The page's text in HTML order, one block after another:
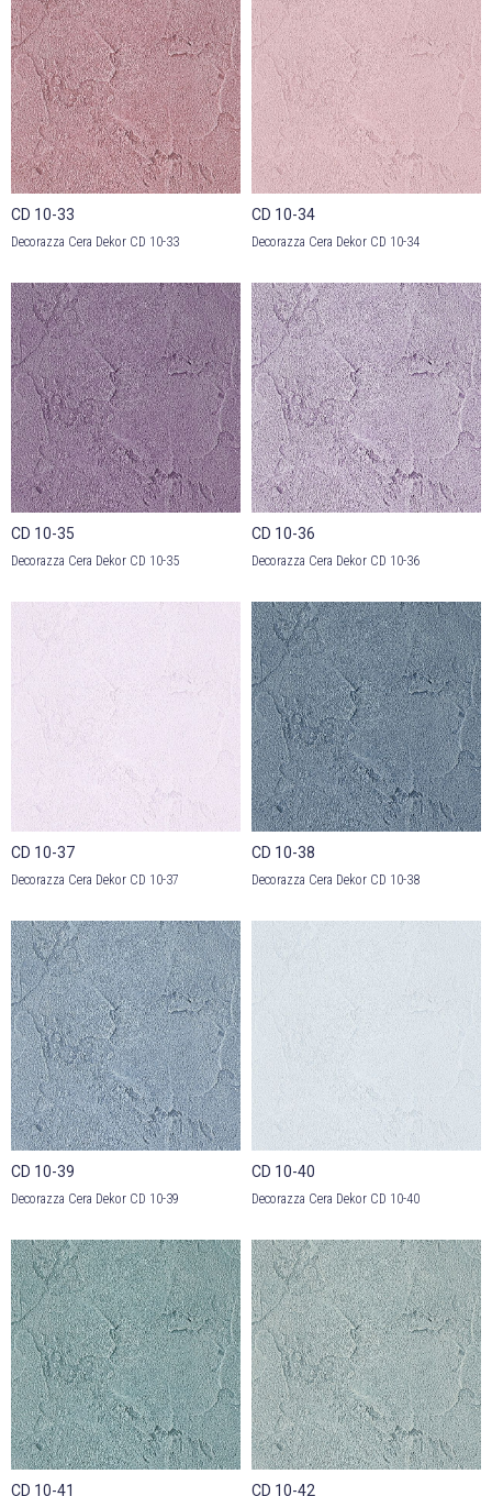
CD 10-33
Decorazza Cera Dekor CD 10-33
CD 10-34
Decorazza Cera Dekor CD 10-34
CD 10-35
Decorazza Cera Dekor CD 10-35
CD 10-36
Decorazza Cera Dekor CD 10-36
CD 10-37
Decorazza Cera Dekor CD 10-37
CD 10-38
Decorazza Cera Dekor CD 10-38
CD 10-39
Decorazza Cera Dekor CD 10-39
CD 10-40
Decorazza Cera Dekor CD 10-40
CD 10-41 CD 10-42